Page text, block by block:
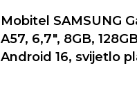
Mobitel SAMSUNG
A57, 6,7", 8GB,
Android 16, svijetlo